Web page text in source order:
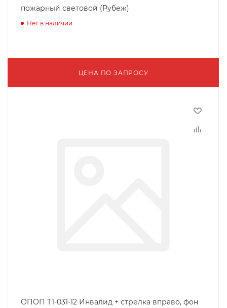
пожарный световой (Рубеж)
Нет в наличии
ЦЕНА ПО ЗАПРОСУ
ОПОП Т1-031-12 Инвалид + стрелка вправо, фон